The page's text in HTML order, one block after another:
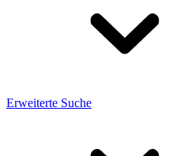
Erweiterte Suche